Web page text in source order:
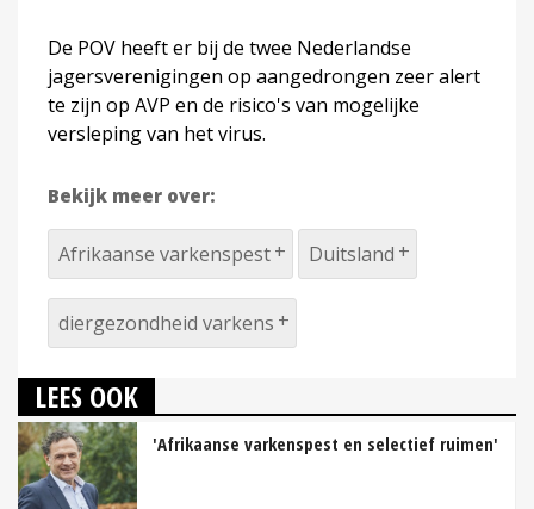
De POV heeft er bij de twee Nederlandse
jagersverenigingen op aangedrongen zeer alert
te zijn op AVP en de risico's van mogelijke
versleping van het virus.
Bekijk meer over:
Afrikaanse varkenspest Duitsland
diergezondheid varkens
LEES OOK
'Afrikaanse varkenspest en selectief ruimen'